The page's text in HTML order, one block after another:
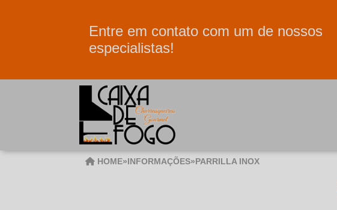
Entre em contato com um de nossos
especialistas!
HOME»INFORMAÇÕES»PARRILLA INOX